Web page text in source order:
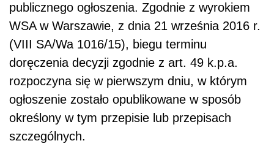
publicznego ogłoszenia. Zgodnie z wyrokiem
WSA w Warszawie, z dnia 21 września 2016 r.
(VIII SA/Wa 1016/15), biegu terminu
doręczenia decyzji zgodnie z art. 49 k.p.a.
rozpoczyna się w pierwszym dniu, w którym
ogłoszenie zostało opublikowane w sposób
określony w tym przepisie lub przepisach
szczególnych.